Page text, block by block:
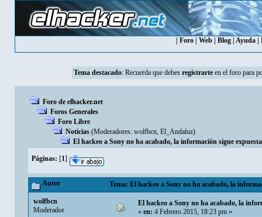
Foro Web Blog Ayuda
Tema destacado: Recuerda que debes registrarteen el foro para
Foro de elhacker.net
Foros Generales
Foro Libre
Noticias (Moderadores: wolfbcn, El_Andaluz)
El hackeo a Sony no ha acabado, la información sigue expuesta
Páginas: [1]
Autor Tema: El hackeo a Sony no ha acabado, la
wolfbcn
Moderador
El hackeo a Sony no ha acabado, la
«en:4 Febrero 2015, 18:23 pm »